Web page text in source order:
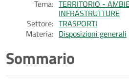
Tema: TERRITORIO -
INFRASTRUTTURE
Settore: TRASPORTI
Materia: Disposizioni generali
Sommario